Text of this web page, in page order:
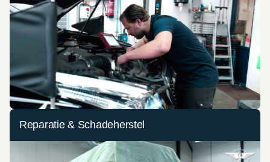
Reparatie & Schadeherstel